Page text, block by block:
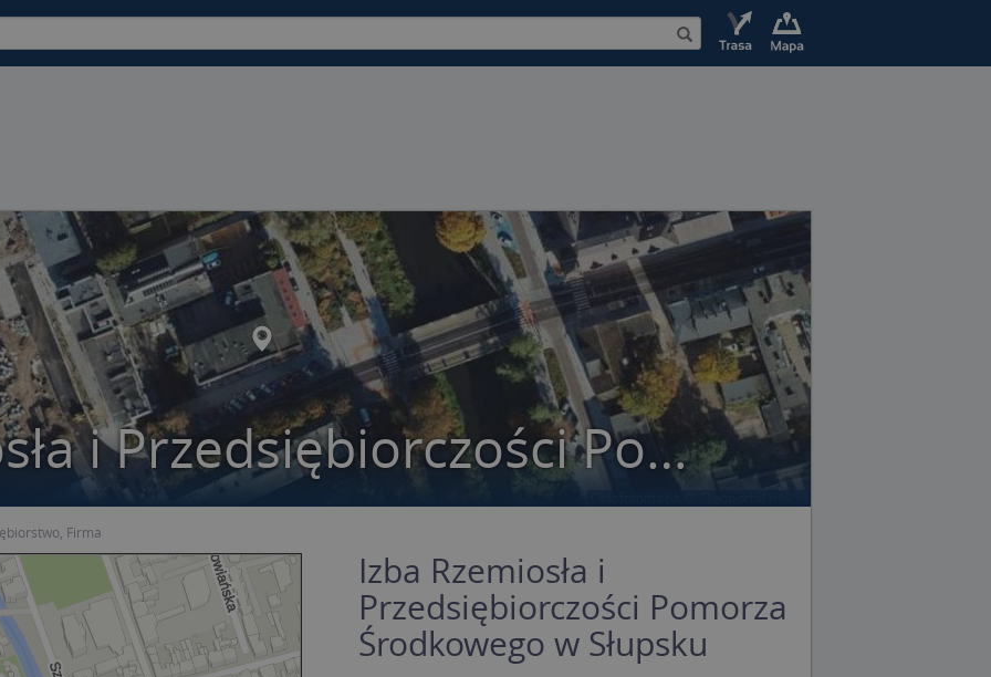
Izba Rzemiosła i Przedsiębiorczości Pomorza Środkowego w Słupsku
Firma
Izba Rzemiosła i
Przedsiębiorczości Pomorza
Środkowego w Słupsku